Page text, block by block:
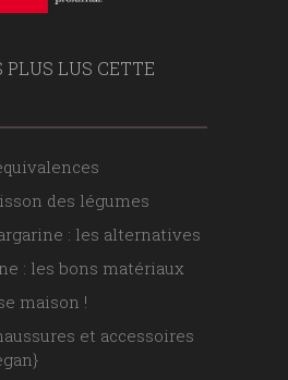
PLUS LUS CETTE
des légumes
: les alternatives
: les bons matériaux
maison !
et accessoires